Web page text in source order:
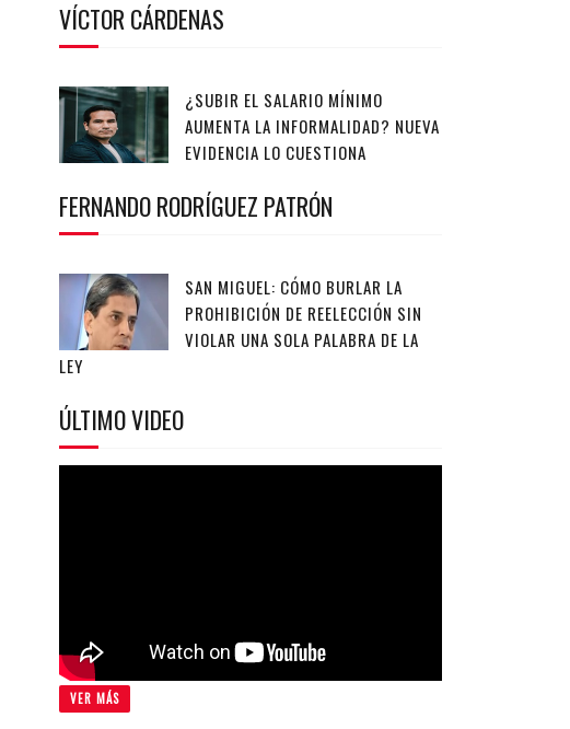
VÍCTOR CÁRDENAS
¿SUBIR EL SALARIO MÍNIMO
AUMENTA LA INFORMALIDAD? NUEVA
EVIDENCIA LO CUESTIONA
FERNANDO RODRÍGUEZ PATRÓN
SAN MIGUEL: CÓMO BURLAR LA
PROHIBICIÓN DE REELECCIÓN SIN
VIOLAR UNA SOLA PALABRA DE LA
LEY
ÚLTIMO VIDEO
VER MÁS